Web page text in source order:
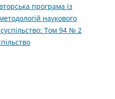
програма із
наукового
суспільство: Том 94 № 2